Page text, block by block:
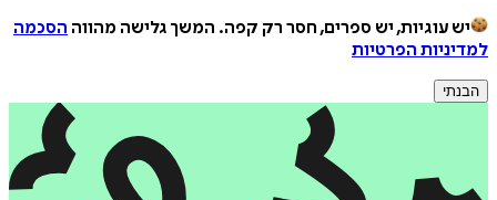
יש עוגיות, יש ספרים, חסר רק קפה. המשך גלישה מהווה הסכמה
למדיניות הפרטיות
הבנתי